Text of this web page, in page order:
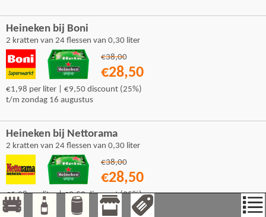
Heineken bij Boni
2 kratten van 24 flessen van 0,30 liter
€38,00
€28,50
€1,98 per liter | €9,50 discount (25%)
t/m zondag 16 augustus
Heineken bij Nettorama
2 kratten van 24 flessen van 0,30 liter
€38,00
€28,50
€1,98 per liter | €9,50 discount (25%)
t/m zondag 16 augustus